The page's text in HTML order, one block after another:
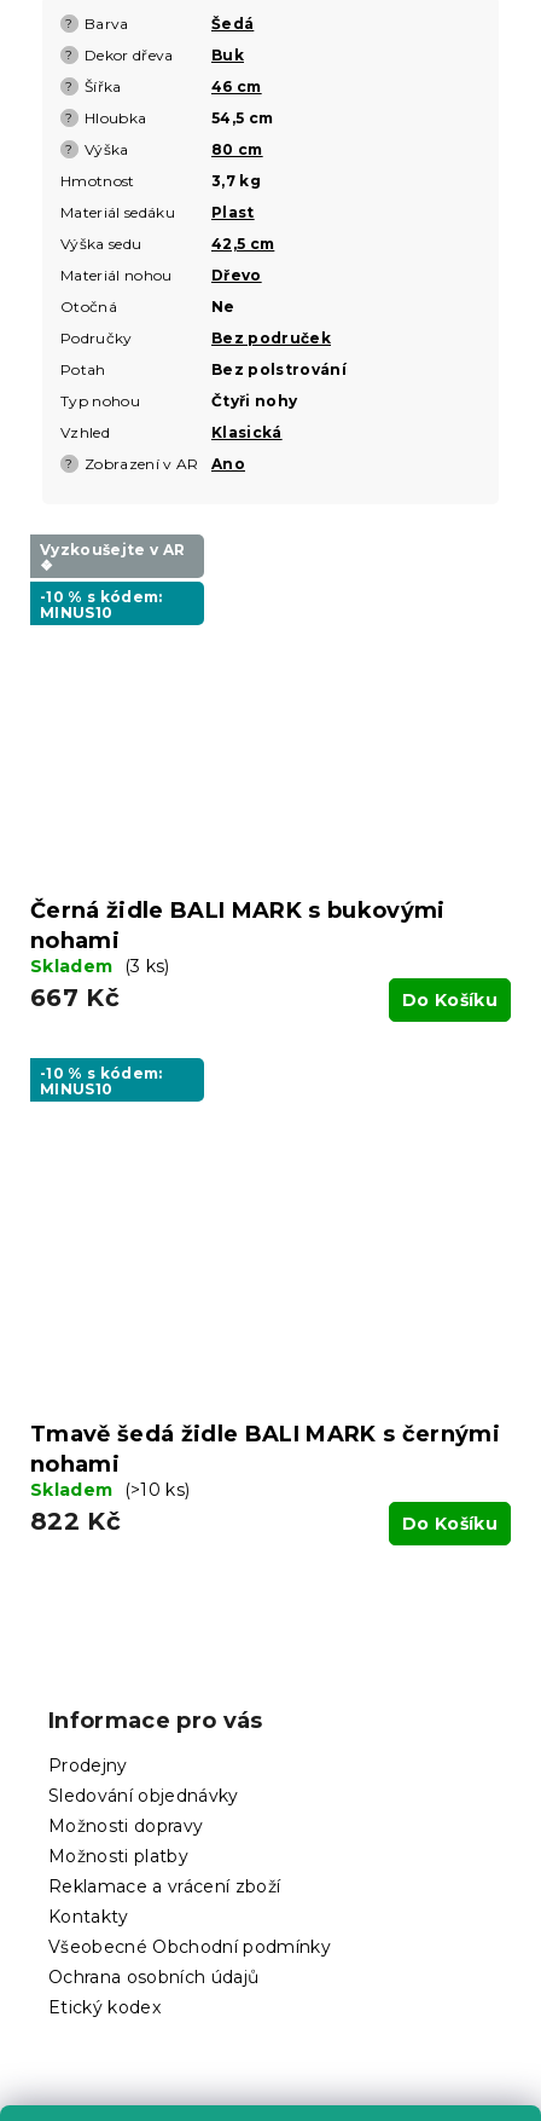
? Barva Šedá
? Dekor dřeva Buk
? Šířka 46 cm
? Hloubka 54,5 cm
? Výška
80 cm
Hmotnost
3,7 kg
Materiál sedáku
Plast
Výška sedu
42,5 cm
Materiál nohou
Dřevo
Otočná
Ne
Područky
Bez područek
Potah
Bez polstrování
Typ nohou
Čtyři nohy
Vzhled
Klasická
? Zobrazení v AR Ano
Vyzkoušejte v AR
❖
-10 % s kódem:
MINUS10
Černá židle BALI MARK s bukovými
nohami
Skladem (3 ks)
667 Kč Do Košíku
-10 % s kódem:
MINUS10
Tmavě šedá židle BALI MARK s černými
nohami
Skladem (>10 ks)
822 Kč Do Košíku
Informace pro vás
Prodejny
Sledování objednávky
Možnosti dopravy
Možnosti platby
Reklamace a vrácení zboží
Kontakty
Všeobecné Obchodní podmínky
Ochrana osobních údajů
Etický kodex